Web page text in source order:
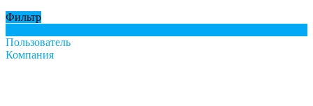
Фильтр
Пользователь
Компания